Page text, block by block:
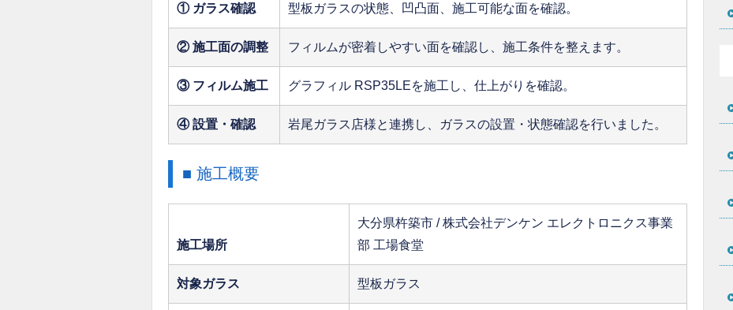
① ガラス確認 型板ガラスの状態、凹凸面、施工可能な面を確認。
② 施工面の調整 フィルムが密着しやすい面を確認し、施工条件を整えます。
③ フィルム施工 グラフィル RSP35LEを施工し、仕上がりを確認。
④ 設置・確認 岩尾ガラス店様と連携し、ガラスの設置・状態確認を行いました。
■ 施工概要
施工場所
大分県杵築市 / 株式会社デンケン エレクトロニクス事業
部 工場食堂
対象ガラス 型板ガラス